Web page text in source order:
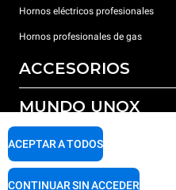
Hornos eléctricos profesionales
Hornos profesionales de gas
ACCESORIOS
Todos los accesorios
Detergentes para lavado automático
Detergentes para lavado manual
Tratamiento de agua con filtros de
MUNDO UNOX
Nuestras sedes en el mundo
SOPORTE
Garantía Unox
ACEPTAR A TODOS
CONTINUAR SIN ACCEDER